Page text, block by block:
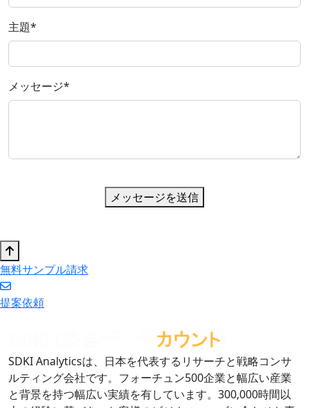
主題*
メッセージ*
メッセージを送信
無料サンプル請求
提案依頼
SDKI Analyticsは、日本を代表するリサーチと戦略コンサ
ルティング会社です。フォーチュン500企業と幅広い産業
と背景を持つ幅広い実績を有しています。300,000時間以